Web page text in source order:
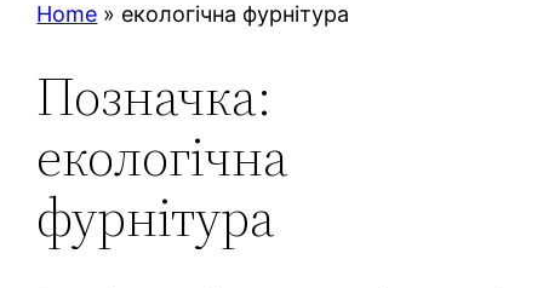
Home » екологічна фурнітура
Позначка:
екологічна
фурнітура